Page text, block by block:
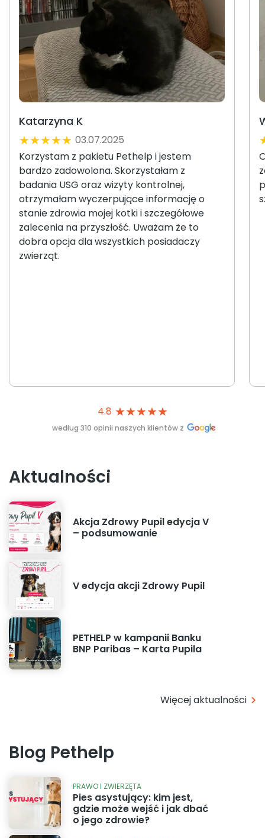
Katarzyna K
★★★★★ 03.07.2025
Korzystam z pakietu Pethelp i jestem
bardzo zadowolona. Skorzystałam z
badania USG oraz wizyty kontrolnej,
otrzymałam wyczerpujące informację o
stanie zdrowia mojej kotki i szczegółowe
zalecenia na przyszłość. Uważam że to
dobra opcja dla wszystkich posiadaczy
zwierząt.
4.8 ★★★★★
według 310 opinii naszych klientów z
Aktualności
Akcja Zdrowy Pupil edycja V
– podsumowanie
V edycja akcji Zdrowy Pupil
PETHELP w kampanii Banku
BNP Paribas – Karta Pupila
Więcej aktualności
Blog Pethelp
PRAWO I ZWIERZĘTA
Pies asystujący: kim jest,
gdzie może wejść i jak dbać
o jego zdrowie?